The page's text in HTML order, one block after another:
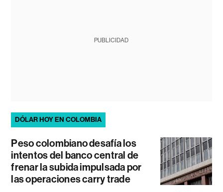
PUBLICIDAD
DÓLAR HOY EN COLOMBIA
Peso colombiano desafía los
intentos del banco central de
frenar la subida impulsada por
las operaciones carry trade